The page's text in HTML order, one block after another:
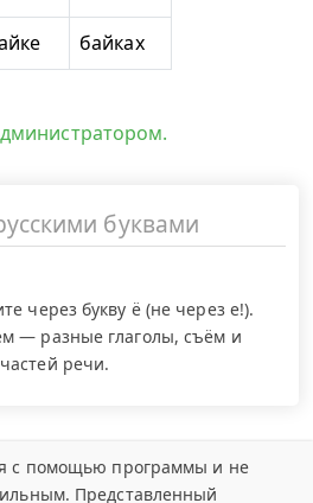
байках
через букву ё (не через е!).
— разные глаголы, съём и
речи.
с помощью программы и не
Представленный